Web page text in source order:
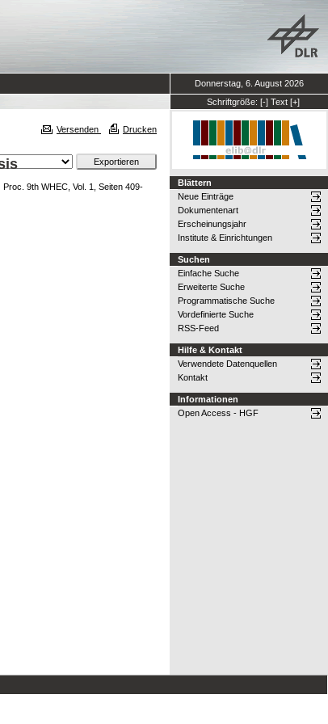
Donnerstag, 6. August 2026
Schriftgröße: [-] Text [+]
Versenden Drucken
Proc. 9th WHEC, Vol. 1, Seiten 409-
Blättern
Neue Einträge
Dokumentenart
Erscheinungsjahr
Institute & Einrichtungen
Suchen
Einfache Suche
Erweiterte Suche
Programmatische Suche
Vordefinierte Suche
RSS-Feed
Hilfe & Kontakt
Verwendete Datenquellen
Kontakt
Informationen
Open Access - HGF